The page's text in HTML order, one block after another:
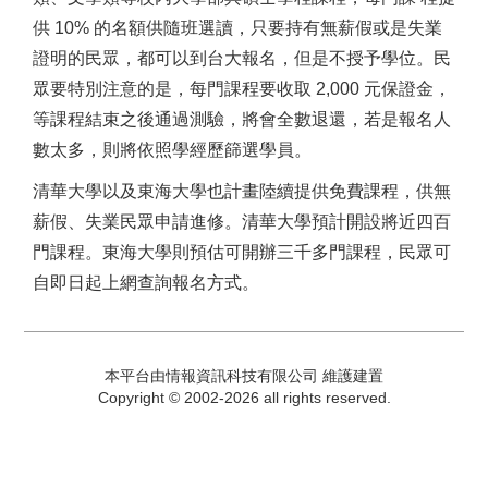
供 10% 的名額供隨班選讀，只要持有無薪假或是失業
證明的民眾，都可以到台大報名，但是不授予學位。民
眾要特別注意的是，每門課程要收取 2,000 元保證金，
等課程結束之後通過測驗，將會全數退還，若是報名人
數太多，則將依照學經歷篩選學員。
清華大學以及東海大學也計畫陸續提供免費課程，供無
薪假、失業民眾申請進修。清華大學預計開設將近四百
門課程。東海大學則預估可開辦三千多門課程，民眾可
自即日起上網查詢報名方式。
本平台由情報資訊科技有限公司 維護建置
Copyright © 2002-2026 all rights reserved.